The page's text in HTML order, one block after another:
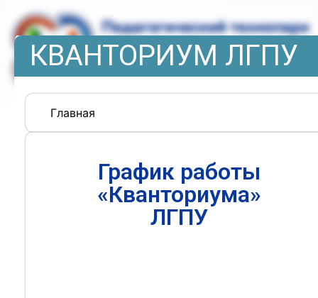
КВАНТОРИУМ ЛГПУ
Главная
График работы
«Кванториума»
ЛГПУ